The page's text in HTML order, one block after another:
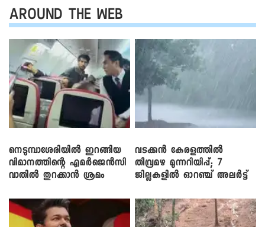
AROUND THE WEB
നെടുമ്പാശേരിയിൽ ഇറങ്ങിയ
വിമാനത്തിന്റെ എമർജെൻസി
വാതിൽ തുറക്കാൻ ശ്രമം
വടക്കൻ കേരളത്തിൽ
തീവ്രമഴ മുന്നറിയിപ്പ്; 7
ജില്ലകളിൽ ഓറഞ്ച് അലർട്ട്